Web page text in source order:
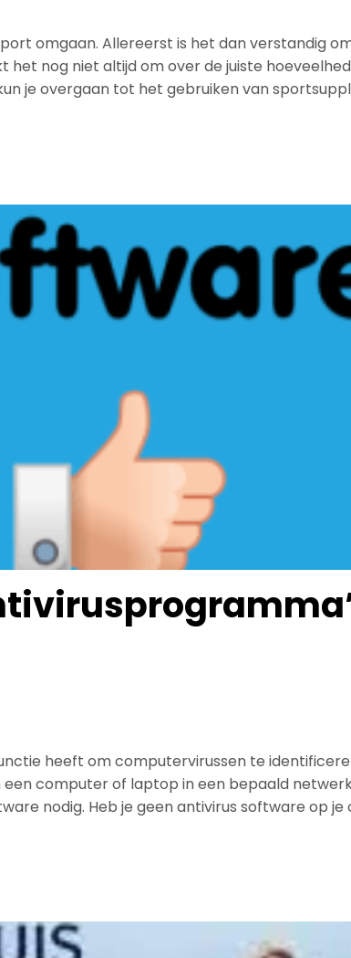
omgaan. Allereerst is het dan verstandig
het nog niet altijd om over de juiste
je overgaan tot het gebruiken van
heeft om computervirussen te
computer of laptop in een bepaald
nodig. Heb je geen antivirus software op